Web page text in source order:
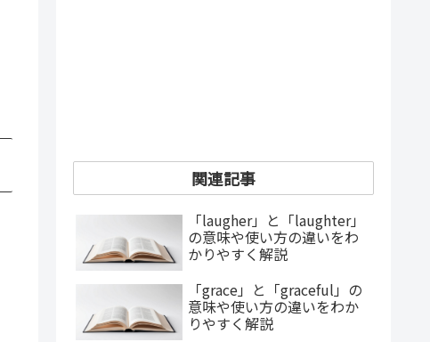
関連記事
「laugher」と「laughter」
の意味や使い方の違いをわ
かりやすく解説
「grace」と「graceful」の
意味や使い方の違いをわか
りやすく解説